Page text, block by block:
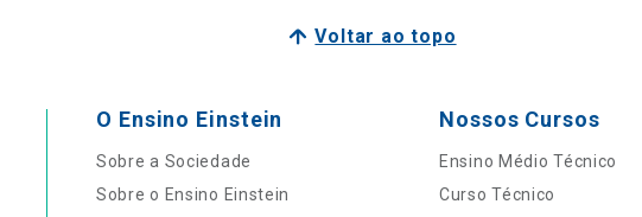
Voltar ao topo
O Ensino Einstein
Sobre a Sociedade
Sobre o Ensino Einstein
Nossos Cursos
Ensino Médio Técnico
Curso Técnico